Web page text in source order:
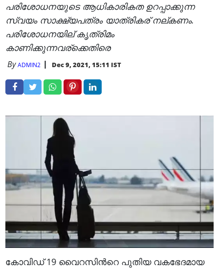
പരിശോധനയുടെ ആധികാരികത ഉറപ്പാക്കുന്ന
സ്വയം സാക്ഷ്യപത്രം യാത്രികര് നല്കണം.
പരിശോധനയില് കൃത്രിമം
കാണിക്കുന്നവര്ക്കെതിരെ
ByADMIN2 Dec 9, 2021, 15:11 IST
കോവിഡ് 19 വൈറസിന്‍റെ പുതിയ വകഭേദമായ